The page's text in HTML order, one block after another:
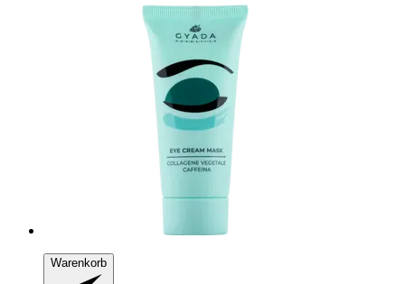
Warenkorb